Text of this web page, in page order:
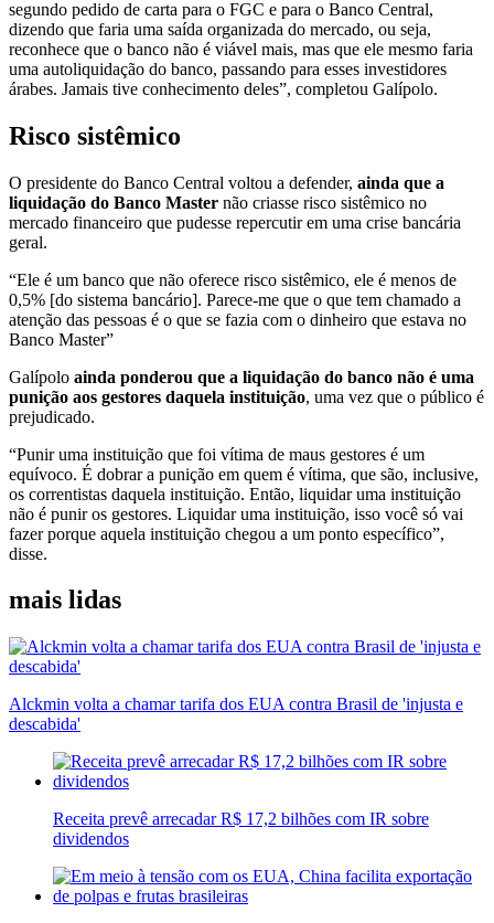
segundo pedido de carta para o FGC e para o Banco Central,
dizendo que faria uma saída organizada do mercado, ou seja,
reconhece que o banco não é viável mais, mas que ele mesmo faria
uma autoliquidação do banco, passando para esses investidores
árabes. Jamais tive conhecimento deles”, completou Galípolo.
Risco sistêmico
O presidente do Banco Central voltou a defender, ainda que a
liquidação do Banco Master não criasse risco sistêmico no
mercado financeiro que pudesse repercutir em uma crise bancária
geral.
“Ele é um banco que não oferece risco sistêmico, ele é menos de
0,5% [do sistema bancário]. Parece-me que o que tem chamado a
atenção das pessoas é o que se fazia com o dinheiro que estava no
Banco Master”
Galípolo ainda ponderou que a liquidação do banco não é uma
punição aos gestores daquela instituição, uma vez que o público é
prejudicado.
“Punir uma instituição que foi vítima de maus gestores é um
equívoco. É dobrar a punição em quem é vítima, que são, inclusive,
os correntistas daquela instituição. Então, liquidar uma instituição
não é punir os gestores. Liquidar uma instituição, isso você só vai
fazer porque aquela instituição chegou a um ponto específico”,
disse.
mais lidas
Alckmin volta a chamar tarifa dos EUA contra Brasil de 'injusta e
descabida'
Receita prevê arrecadar R$ 17,2 bilhões com IR sobre
dividendos